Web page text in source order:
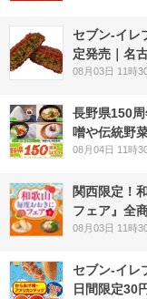
セブン-イレ
定発売｜名
08月03日 11時
長野県150
噌や伝統野
08月04日 11時
関西限定！
フェア』全
08月03日 11時
セブン‐イレ
日間限定30